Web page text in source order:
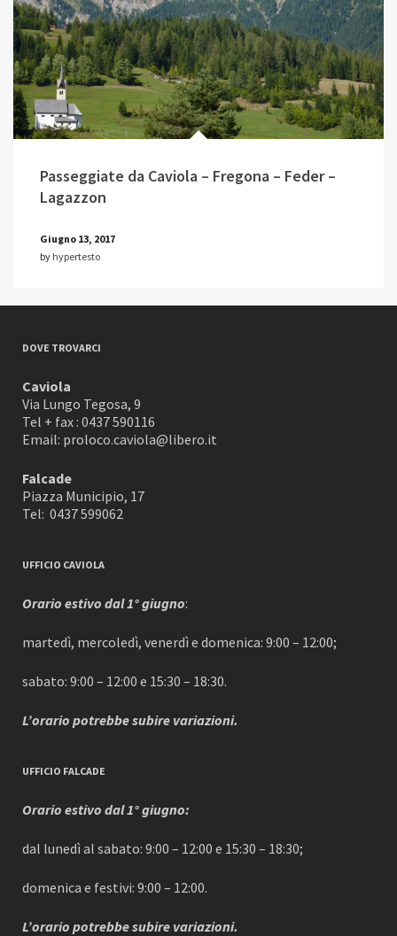
Passeggiate da Caviola – Fregona – Feder –
Lagazzon
Giugno 13, 2017
by hypertesto
DOVE TROVARCI
Caviola
Via Lungo Tegosa, 9
Tel + fax : 0437 590116
Email: proloco.caviola@libero.it
Falcade
Piazza Municipio, 17
Tel: 0437 599062
UFFICIO CAVIOLA
Orario estivo dal 1° giugno:
martedì, mercoledì, venerdì e domenica: 9:00 – 12:00;
sabato: 9:00 – 12:00 e 15:30 – 18:30.
L’orario potrebbe subire variazioni.
UFFICIO FALCADE
Orario estivo dal 1° giugno:
dal lunedì al sabato: 9:00 – 12:00 e 15:30 – 18:30;
domenica e festivi: 9:00 – 12:00.
L’orario potrebbe subire variazioni.